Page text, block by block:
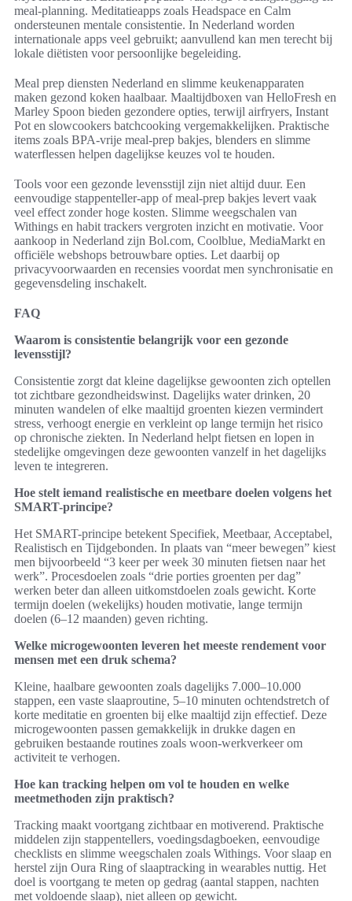
meal-planning. Meditatieapps zoals Headspace en Calm
ondersteunen mentale consistentie. In Nederland worden
internationale apps veel gebruikt; aanvullend kan men terecht bij
lokale diëtisten voor persoonlijke begeleiding.
Meal prep diensten Nederland en slimme keukenapparaten
maken gezond koken haalbaar. Maaltijdboxen van HelloFresh en
Marley Spoon bieden gezondere opties, terwijl airfryers, Instant
Pot en slowcookers batchcooking vergemakkelijken. Praktische
items zoals BPA-vrije meal-prep bakjes, blenders en slimme
waterflessen helpen dagelijkse keuzes vol te houden.
Tools voor een gezonde levensstijl zijn niet altijd duur. Een
eenvoudige stappenteller-app of meal-prep bakjes levert vaak
veel effect zonder hoge kosten. Slimme weegschalen van
Withings en habit trackers vergroten inzicht en motivatie. Voor
aankoop in Nederland zijn Bol.com, Coolblue, MediaMarkt en
officiële webshops betrouwbare opties. Let daarbij op
privacyvoorwaarden en recensies voordat men synchronisatie en
gegevensdeling inschakelt.
FAQ
Waarom is consistentie belangrijk voor een gezonde
levensstijl?
Consistentie zorgt dat kleine dagelijkse gewoonten zich optellen
tot zichtbare gezondheidswinst. Dagelijks water drinken, 20
minuten wandelen of elke maaltijd groenten kiezen vermindert
stress, verhoogt energie en verkleint op lange termijn het risico
op chronische ziekten. In Nederland helpt fietsen en lopen in
stedelijke omgevingen deze gewoonten vanzelf in het dagelijks
leven te integreren.
Hoe stelt iemand realistische en meetbare doelen volgens het
SMART-principe?
Het SMART-principe betekent Specifiek, Meetbaar, Acceptabel,
Realistisch en Tijdgebonden. In plaats van “meer bewegen” kiest
men bijvoorbeeld “3 keer per week 30 minuten fietsen naar het
werk”. Procesdoelen zoals “drie porties groenten per dag”
werken beter dan alleen uitkomstdoelen zoals gewicht. Korte
termijn doelen (wekelijks) houden motivatie, lange termijn
doelen (6–12 maanden) geven richting.
Welke microgewoonten leveren het meeste rendement voor
mensen met een druk schema?
Kleine, haalbare gewoonten zoals dagelijks 7.000–10.000
stappen, een vaste slaaproutine, 5–10 minuten ochtendstretch of
korte meditatie en groenten bij elke maaltijd zijn effectief. Deze
microgewoonten passen gemakkelijk in drukke dagen en
gebruiken bestaande routines zoals woon-werkverkeer om
activiteit te verhogen.
Hoe kan tracking helpen om vol te houden en welke
meetmethoden zijn praktisch?
Tracking maakt voortgang zichtbaar en motiverend. Praktische
middelen zijn stappentellers, voedingsdagboeken, eenvoudige
checklists en slimme weegschalen zoals Withings. Voor slaap en
herstel zijn Oura Ring of slaaptracking in wearables nuttig. Het
doel is voortgang te meten op gedrag (aantal stappen, nachten
met voldoende slaap), niet alleen op gewicht.